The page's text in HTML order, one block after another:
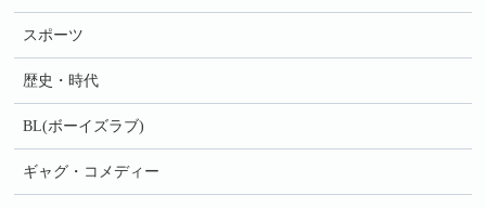
スポーツ
歴史・時代
BL(ボーイズラブ)
ギャグ・コメディー